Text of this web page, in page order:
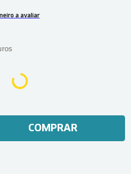
a avaliar
COMPRAR